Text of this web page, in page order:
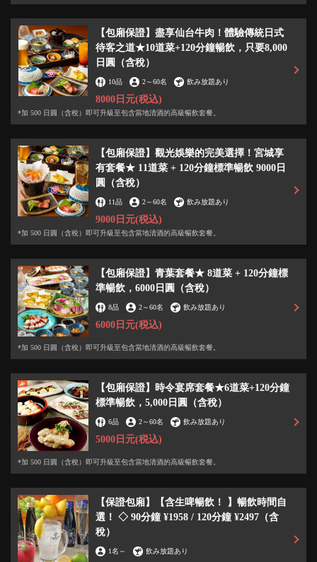
【包廂保證】盡享仙台牛肉！體驗傳統日式
待客之道★10道菜+120分鐘暢飲，只要8,000
日圓（含稅）
10品 2～60名 飲み放題あり
8000日元(税込)
*加 500 日圓（含稅）即可升級至包含當地清酒的高級暢飲套餐。
【包廂保證】觀光娛樂的完美選擇！宮城享
有套餐★ 11道菜 + 120分鐘標準暢飲 9000日
圓（含稅）
11品 2～60名 飲み放題あり
9000日元(税込)
*加 500 日圓（含稅）即可升級至包含當地清酒的高級暢飲套餐。
【包廂保證】青葉套餐★ 8道菜 + 120分鐘標
準暢飲，6000日圓（含稅）
8品 2～60名 飲み放題あり
6000日元(税込)
*加 500 日圓（含稅）即可升級至包含當地清酒的高級暢飲套餐。
【包廂保證】時令宴席套餐★6道菜+120分鐘
標準暢飲，5,000日圓（含稅）
6品 2～60名 飲み放題あり
5000日元(税込)
*加 500 日圓（含稅）即可升級至包含當地清酒的高級暢飲套餐。
【保證包廂】【含生啤暢飲！ 】暢飲時間自
選！ ◇ 90分鐘 ¥1958 / 120分鐘 ¥2497（含
稅）
1名 ～ 飲み放題あり
我們將用3,500日元準備價值5,000日元的花束，請送給您珍貴
的老師、前輩、老闆、新娘和新郎！ | 亜門 仙台うまいも
ん 個室居酒屋
宮城県仙台市青葉区国分町２－１－３ エーラクフレンディアビル２
Ｆ
https://sendai-ammon.owst.jp/coupons/160742556
お店情報をコピー